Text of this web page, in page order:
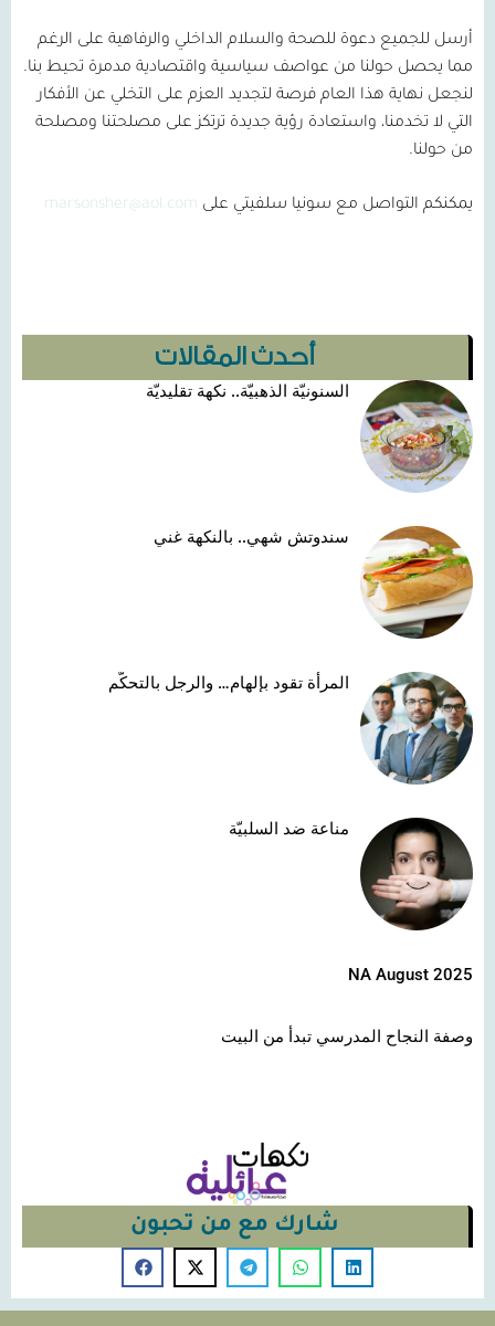
أحدث المقالات
السنونيّة الذهبيّة.. نكهة تقليديّة
سندوتش شهي.. بالنكهة غني
المرأة تقود بإلهام… والرجل بالتحكّم
مناعة ضد السلبيّة
NA August 2025
وصفة النجاح المدرسي تبدأ من البيت
شارك مع من تحبون
أرسل للجميع دعوة للصحة والسلام الداخلي والرفاهية على الرغم
مما يحصل حولنا من عواصف سياسية واقتصادية مدمرة تحيط بنا.
لنجعل نهاية هذا العام فرصة لتجديد العزم على التخلي عن الأفكار
التي لا تخدمنا، واستعادة رؤية جديدة ترتكز على مصلحتنا ومصلحة
من حولنا.
يمكنكم التواصل مع سونيا سلفيتي على marsonsher@aol.com